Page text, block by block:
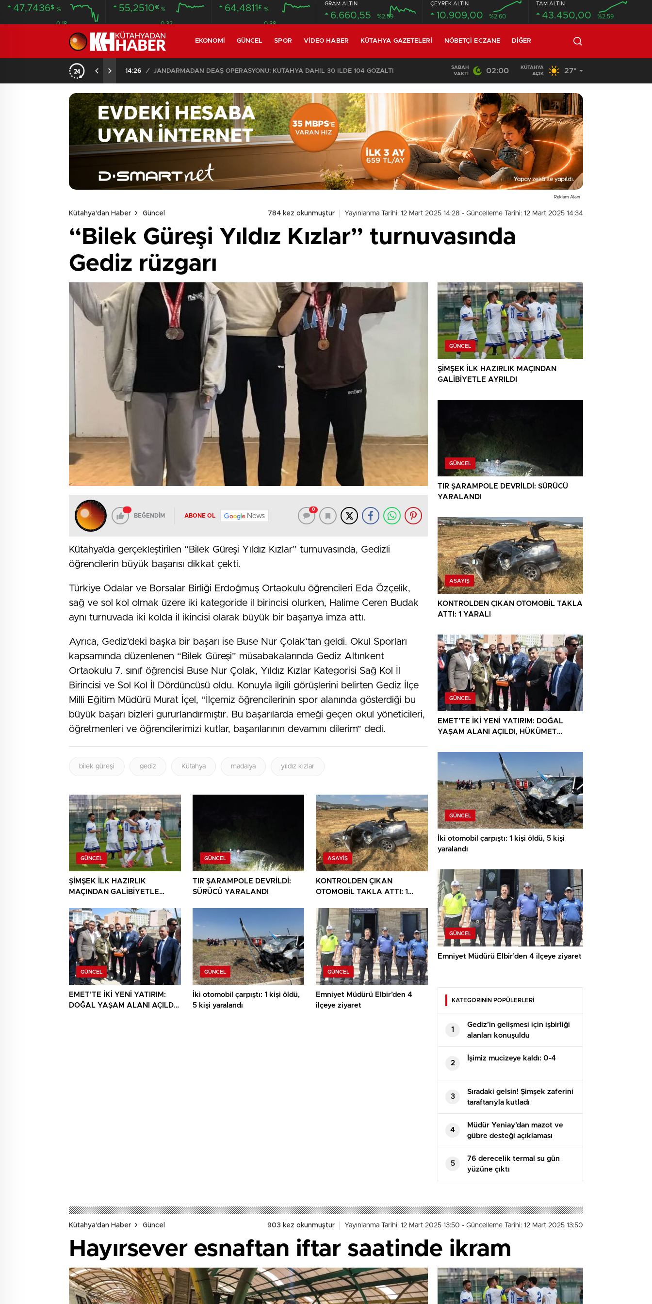
47,7436$ %
0.18
55,2510€ %
0.32
64,4811 £ %
0.38
GRAM ALTIN
6.660,55 %2,59
ÇEYREK ALTIN
10.909,00 %2,60
TAM ALTIN
43.450,00 %2,59
EKONOMI GÜNCEL SPOR VIDEO HABER KÜTAHYA GAZETELERI NÖBETÇI ECZANE DIĞER
14:26 / JANDARMADAN DEAŞ OPERASYONU: KÜTAHYA DAHİL 30 İLDE 104 GÖZALTI 02:03 /
SABAH
VAKTI
02:00
KÜTAHYA
AÇIK
27°
Reklam Alanı
Kütahya'dan Haber Güncel 784 kez okunmuştur Yayınlanma Tarihi: 12 Mart 2025 14:28 - Güncelleme Tarihi: 12 Mart 2025 14:34
“Bilek Güreşi Yıldız Kızlar” turnuvasında
Gediz rüzgarı
BEĞENDİM ABONE OL News
0
Kütahya’da gerçekleştirilen “Bilek Güreşi Yıldız Kızlar” turnuvasında, Gedizli
öğrencilerin büyük başarısı dikkat çekti.
Türkiye Odalar ve Borsalar Birliği Erdoğmuş Ortaokulu öğrencileri Eda Özçelik,
sağ ve sol kol olmak üzere iki kategoride il birincisi olurken, Halime Ceren Budak
aynı turnuvada iki kolda il ikincisi olarak büyük bir başarıya imza attı.
Ayrıca, Gediz’deki başka bir başarı ise Buse Nur Çolak’tan geldi. Okul Sporları
kapsamında düzenlenen “Bilek Güreşi” müsabakalarında Gediz Altınkent
Ortaokulu 7. sınıf öğrencisi Buse Nur Çolak, Yıldız Kızlar Kategorisi Sağ Kol İl
Birincisi ve Sol Kol İl Dördüncüsü oldu. Konuyla ilgili görüşlerini belirten Gediz İlçe
Milli Eğitim Müdürü Murat İçel, “İlçemiz öğrencilerinin spor alanında gösterdiği bu
büyük başarı bizleri gururlandırmıştır. Bu başarılarda emeği geçen okul yöneticileri,
öğretmenleri ve öğrencilerimizi kutlar, başarılarının devamını dilerim” dedi.
bilek güreşi gediz Kütahya madalya yıldız kızlar
GÜNCEL
ŞİMŞEK İLK HAZIRLIK
MAÇINDAN GALİBİYETLE
GÜNCEL
TIR ŞARAMPOLE DEVRİLDİ:
SÜRÜCÜ YARALANDI
ASAYIŞ
KONTROLDEN ÇIKAN
OTOMOBİL TAKLA ATTI: 1
GÜNCEL
EMET’TE İKİ YENİ YATIRIM:
DOĞAL YAŞAM ALANI AÇILDI,
GÜNCEL
İki otomobil çarpıştı: 1 kişi öldü,
5 kişi yaralandı
GÜNCEL
Emniyet Müdürü Elbir’den 4
ilçeye ziyaret
GÜNCEL
ŞİMŞEK İLK HAZIRLIK MAÇINDAN
GALİBİYETLE AYRILDI
GÜNCEL
TIR ŞARAMPOLE DEVRİLDİ: SÜRÜCÜ
YARALANDI
ASAYIŞ
KONTROLDEN ÇIKAN OTOMOBİL TAKLA
ATTI: 1 YARALI
GÜNCEL
EMET’TE İKİ YENİ YATIRIM: DOĞAL
YAŞAM ALANI AÇILDI, HÜKÜMET
GÜNCEL
İki otomobil çarpıştı: 1 kişi öldü, 5 kişi
yaralandı
GÜNCEL
Emniyet Müdürü Elbir’den 4 ilçeye ziyaret
KATEGORİNİN POPÜLERLERİ
1
Gediz’in gelişmesi için işbirliği
alanları konuşuldu
2
İşimiz mucizeye kaldı: 0-4
3
Sıradaki gelsin! Şimşek zaferini
taraftarıyla kutladı
4
Müdür Yeniay’dan mazot ve
gübre desteği açıklaması
5
76 derecelik termal su gün
yüzüne çıktı
Kütahya'dan Haber Güncel 903 kez okunmuştur Yayınlanma Tarihi: 12 Mart 2025 13:50 - Güncelleme Tarihi: 12 Mart 2025 13:50
Hayırsever esnaftan iftar saatinde ikram